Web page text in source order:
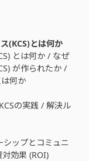
(KCS)とは何か
とは何か / なぜ
が作られたか /
何か
の実践 / 解決ル
ップとコミュニ
効果 (ROI)